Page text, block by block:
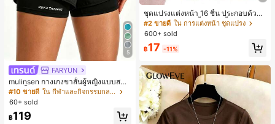
5
FARYUN
mulinsen กางเกงขาสั้นผู้หญิงแบบสบา
ยๆ สีพื้น หลวม อเนกประสงค์ กางเกงขา
สั้นกีฬา 2-In-1 สำหรับวิ่ง ฟิตเนส และก
ารฝึกซ้อมกีฬาในฤดูร้อน
#10 ขายดี
ใน กีฬาและกิจกรรมกลางแจ้ง
60+ sold
฿119
ชุดแปรงแต่งหน้า 16 ชิ้น ประกอบด้วยแ
ปรงแต่งหน้า 13 ชิ้น, ฟองน้ำแต่งหน้ารู
ปหยดน้ำ 1 ชิ้น, แปรงแป้งรองพื้นกลม 1
ชิ้น และฟองน้ำแต่งหน้ารูปสามเหลี่ยม
1 ชิ้น - ชุดคลาสสิก ทำจากขนสังเคราะ
ห์นุ่มและเป็นมิตรต่อผิว เหมาะสำหรับผู้
หญิงและเด็กผู้หญิง เหมาะสำหรับฤดูใบ
ไม้ร่วงและฤดูหนาว
#2 ขายดี ใน การแต่งหน้า ชุดแปรง
600+ sold
฿17 -11%